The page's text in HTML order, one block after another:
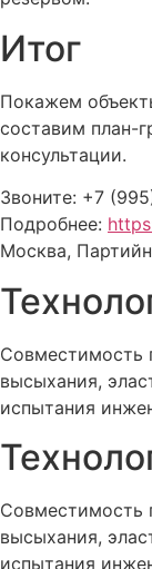
Итог
Покажем
составим план-
консультации.
Звоните: +7
Подробнее:
Москва,
Совместимость
высыхания,
испытания
Совместимость
высыхания,
испытания